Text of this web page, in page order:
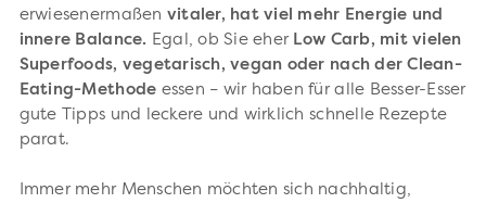
erwiesenermaßen vitaler, hat viel mehr Energie und
innere Balance. Egal, ob Sie eher Low Carb, mit vielen
Superfoods, vegetarisch, vegan oder nach der Clean-
Eating-Methode essen – wir haben für alle Besser-Esser
gute Tipps und leckere und wirklich schnelle Rezepte
parat.
Immer mehr Menschen möchten sich nachhaltig,